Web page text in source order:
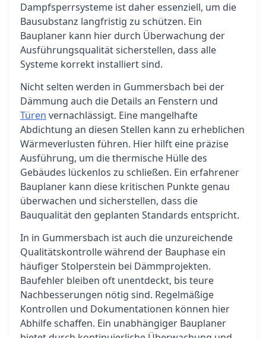
Dampfsperrsysteme ist daher essenziell, um die
Bausubstanz langfristig zu schützen. Ein
Bauplaner kann hier durch Überwachung der
Ausführungsqualität sicherstellen, dass alle
Systeme korrekt installiert sind.
Nicht selten werden in Gummersbach bei der
Dämmung auch die Details an Fenstern und
Türen vernachlässigt. Eine mangelhafte
Abdichtung an diesen Stellen kann zu erheblichen
Wärmeverlusten führen. Hier hilft eine präzise
Ausführung, um die thermische Hülle des
Gebäudes lückenlos zu schließen. Ein erfahrener
Bauplaner kann diese kritischen Punkte genau
überwachen und sicherstellen, dass die
Bauqualität den geplanten Standards entspricht.
In in Gummersbach ist auch die unzureichende
Qualitätskontrolle während der Bauphase ein
häufiger Stolperstein bei Dämmprojekten.
Baufehler bleiben oft unentdeckt, bis teure
Nachbesserungen nötig sind. Regelmäßige
Kontrollen und Dokumentationen können hier
Abhilfe schaffen. Ein unabhängiger Bauplaner